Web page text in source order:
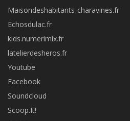
Maisondeshabitants-charavines.fr
Echosdulac.fr
kids.numerimix.fr
latelierdesheros.fr
Youtube
Facebook
Soundcloud
Scoop.It!